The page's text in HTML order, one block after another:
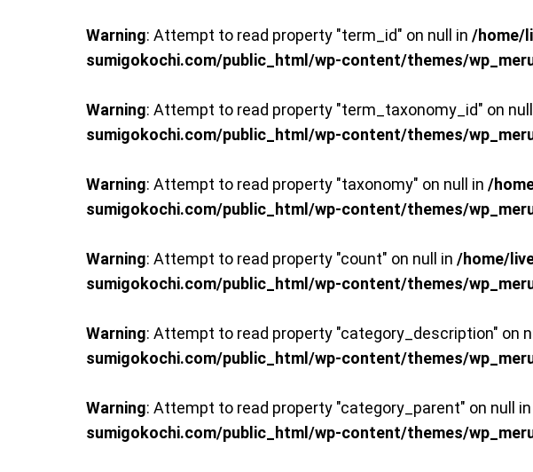
Warning: Attempt to read property "term_id" on null in /home/
sumigokochi.com/public_html/wp-content/themes/
Warning: Attempt to read property "term_taxonomy_id" on
sumigokochi.com/public_html/wp-content/themes/
Warning: Attempt to read property "taxonomy" on null in /
sumigokochi.com/public_html/wp-content/themes/
Warning: Attempt to read property "count" on null in /home/
sumigokochi.com/public_html/wp-content/themes/
Warning: Attempt to read property "category_description" on
sumigokochi.com/public_html/wp-content/themes/
Warning: Attempt to read property "category_parent" on null in
sumigokochi.com/public_html/wp-content/themes/
実績・お客様の声
よくあるご質問